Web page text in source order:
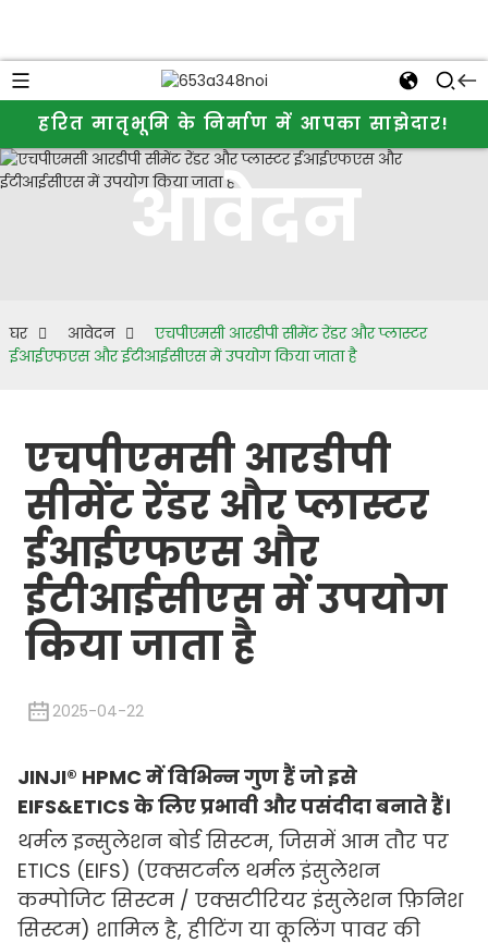
हरित मातृभूमि के निर्माण में आपका साझेदार!
आवेदन
घर आवेदन
एचपीएमसी आरडीपी सीमेंट रेंडर और प्लास्टर
ईआईएफएस और ईटीआईसीएस में उपयोग किया जाता है
एचपीएमसी आरडीपी
सीमेंट रेंडर और प्लास्टर
ईआईएफएस और
ईटीआईसीएस में उपयोग
किया जाता है
2025-04-22
JINJI® HPMC में विभिन्न गुण हैं जो इसे
EIFS&ETICS के लिए प्रभावी और पसंदीदा बनाते हैं।
थर्मल इन्सुलेशन बोर्ड सिस्टम, जिसमें आम तौर पर
ETICS (EIFS) (एक्सटर्नल थर्मल इंसुलेशन
कम्पोजिट सिस्टम / एक्सटीरियर इंसुलेशन फ़िनिश
सिस्टम) शामिल है, हीटिंग या कूलिंग पावर की